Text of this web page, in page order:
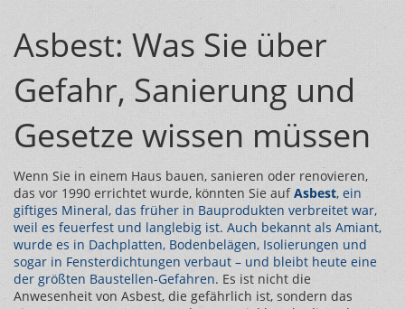
Asbest: Was Sie über
Gefahr, Sanierung und
Gesetze wissen müssen
Wenn Sie in einem Haus bauen, sanieren oder renovieren,
das vor 1990 errichtet wurde, könnten Sie aufAsbest, ein
giftiges Mineral, das früher in Bauprodukten verbreitet war,
weil es feuerfest und langlebig ist. Auch bekannt als Amiant,
wurde es in Dachplatten, Bodenbelägen, Isolierungen und
sogar in Fensterdichtungen verbaut – und bleibt heute eine
der größten Baustellen-Gefahren. Es ist nicht die
Anwesenheit von Asbest, die gefährlich ist, sondern das